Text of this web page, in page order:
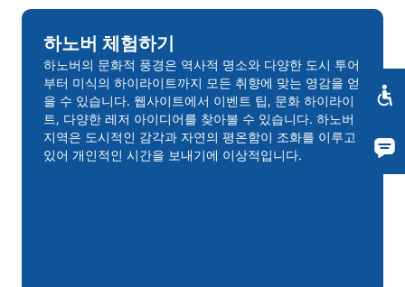
하노버 체험하기
하노버의 문화적 풍경은 역사적 명소와 다양한 도시 투어
부터 미식의 하이라이트까지 모든 취향에 맞는 영감을 얻
을 수 있습니다. 웹사이트에서 이벤트 팁, 문화 하이라이
트, 다양한 레저 아이디어를 찾아볼 수 있습니다. 하노버
지역은 도시적인 감각과 자연의 평온함이 조화를 이루고
있어 개인적인 시간을 보내기에 이상적입니다.